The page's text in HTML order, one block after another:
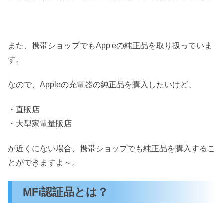
また、携帯ショップでもAppleの純正品を取り扱っていま
す。
なので、Appleの充電器の純正品を購入したいけど、
・直販店
・大型家電量販店
が近くにない場合、携帯ショップでも純正品を購入するこ
とができますよ～。
MFi認証品とは？